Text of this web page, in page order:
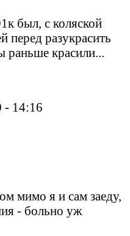
был, с коляской
перед разукрасить
раньше красили...
- 14:16
мимо я и сам заеду,
- больно уж